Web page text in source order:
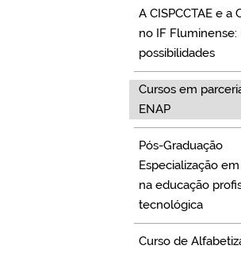
A CISPCCTAE e a
no IF Fluminense:
possibilidades
Cursos em
ENAP
Pós-Graduação
Especialização
na educação
tecnológica
Curso de